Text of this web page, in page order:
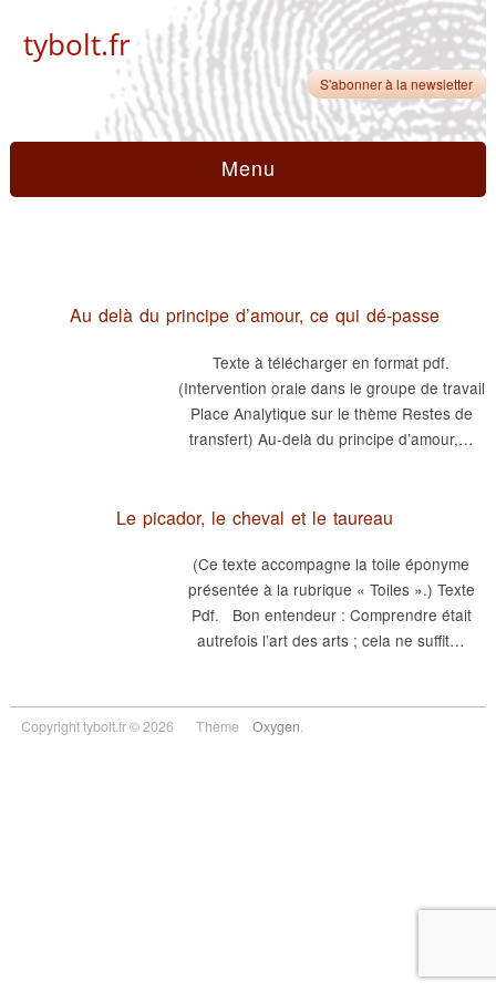
tybolt.fr
S'abonner à la newsletter
Menu
Au delà du principe d’amour, ce qui dé-passe
Texte à télécharger en format pdf.
(Intervention orale dans le groupe de travail
Place Analytique sur le thème Restes de
transfert) Au-delà du principe d’amour,…
Le picador, le cheval et le taureau
(Ce texte accompagne la toile éponyme
présentée à la rubrique « Toiles ».) Texte
Pdf. Bon entendeur : Comprendre était
autrefois l’art des arts ; cela ne suffit…
Copyright tybolt.fr © 2026 Thème Oxygen.